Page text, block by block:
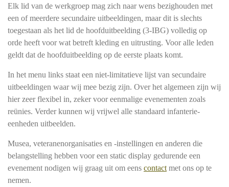
Elk lid van de werkgroep mag zich naar wens bezighouden met
een of meerdere secundaire uitbeeldingen, maar dit is slechts
toegestaan als het lid de hoofduitbeelding (3-IBG) volledig op
orde heeft voor wat betreft kleding en uitrusting. Voor alle leden
geldt dat de hoofduitbeelding op de eerste plaats komt.
In het menu links staat een niet-limitatieve lijst van secundaire
uitbeeldingen waar wij mee bezig zijn. Over het algemeen zijn wij
hier zeer flexibel in, zeker voor eenmalige evenementen zoals
reünies. Verder kunnen wij vrijwel alle standaard infanterie-
eenheden uitbeelden.
Musea, veteranenorganisaties en -instellingen en anderen die
belangstelling hebben voor een static display gedurende een
evenement nodigen wij graag uit om eens contact met ons op te
nemen.